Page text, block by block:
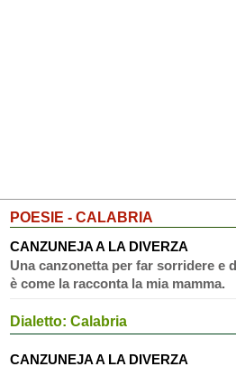
POESIE - CALABRIA
CANZUNEJA A LA DIVERZA
Una canzonetta per far sorridere e
è come la racconta la mia mamma.
Dialetto: Calabria
CANZUNEJA A LA DIVERZA